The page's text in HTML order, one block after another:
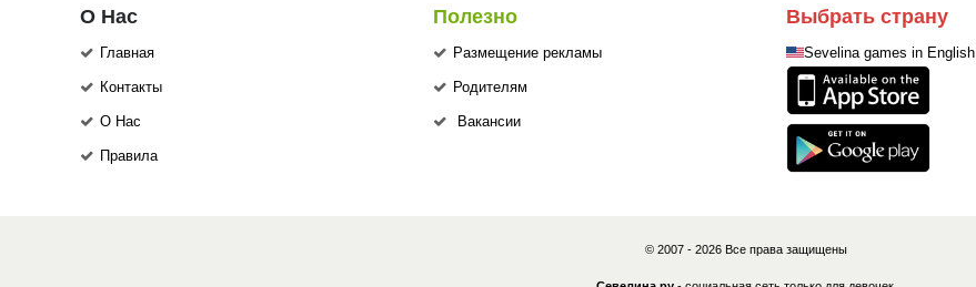
О Нас
Главная
Контакты
О Нас
Правила
Полезно
Размещение рекламы
Родителям
Вакансии
Выбрать страну
Sevelina games in English
© 2007 - 2026 Все права защищены